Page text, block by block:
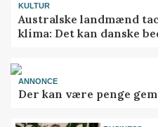
KULTUR
Australske landmænd
klima: Det kan danske
ANNONCE
Der kan være penge